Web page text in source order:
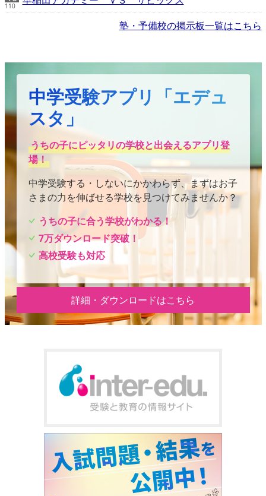
110
塾・予備校の掲示板一覧はこちら
中学受験アプリ「エデュ
スタ」
うちの子にピッタリの学校と出会えるアプリ登
場！
中学受験する・しないにかかわらず、まずはお子
さまの力を伸ばせる学校を見つけてみませんか？
うちの子に合う学校がわかる！
7万ダウンロード突破！
高校受験も対応
詳細・ダウンロードはこちら